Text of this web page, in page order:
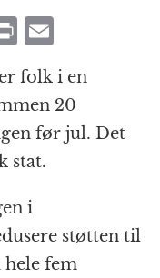
P
ri
n
t
m
ai
l
folk i en
20
før jul. Det
stat.
i
støtten til
fem